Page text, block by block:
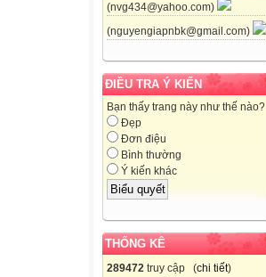
(nvg434@yahoo.com)
(nguyengiapnbk@gmail.com)
ĐIỀU TRA Ý KIẾN
Bạn thấy trang này như thế nào?
Đẹp
Đơn điệu
Bình thường
Ý kiến khác
THỐNG KÊ
289472 truy cập (chi tiết)